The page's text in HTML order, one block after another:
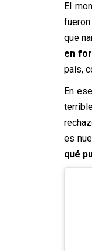
El
que
en
país,
En
es
qué